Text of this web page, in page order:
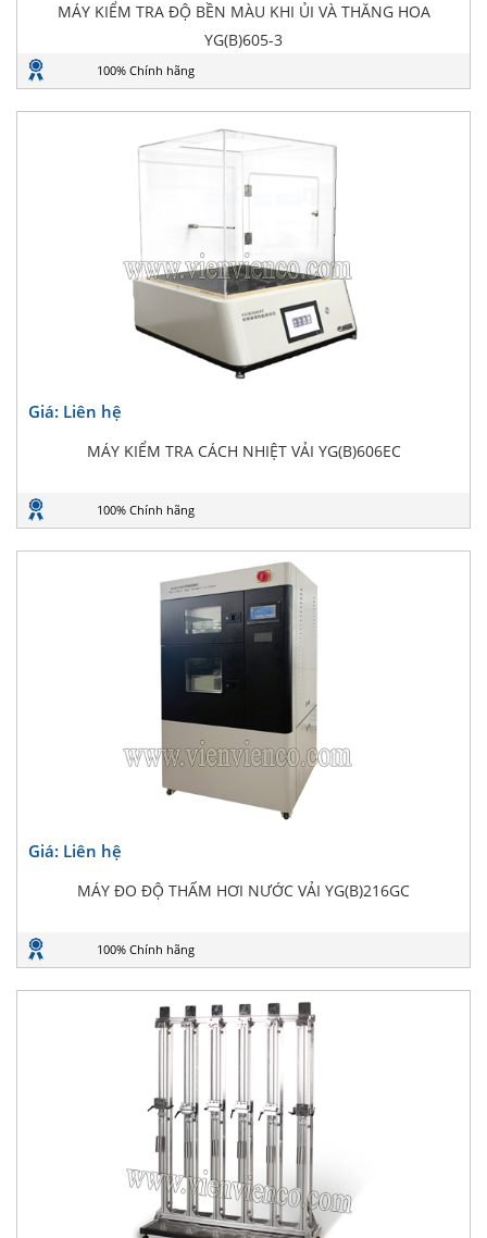
MÁY KIỂM TRA ĐỘ BỀN MÀU KHI ỦI VÀ THĂNG HOA
YG(B)605-3
100% Chính hãng
Giá: Liên hệ
MÁY KIỂM TRA CÁCH NHIỆT VẢI YG(B)606EC
100% Chính hãng
Giá: Liên hệ
MÁY ĐO ĐỘ THẤM HƠI NƯỚC VẢI YG(B)216GC
100% Chính hãng